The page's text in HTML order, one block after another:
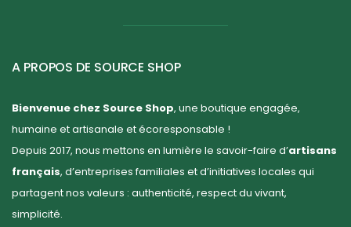
A PROPOS DE SOURCE SHOP
Bienvenue chez Source Shop, une boutique engagée,
humaine et artisanale et écoresponsable !
Depuis 2017, nous mettons en lumière le savoir-faire d’artisans
français, d’entreprises familiales et d’initiatives locales qui
partagent nos valeurs : authenticité, respect du vivant,
simplicité.